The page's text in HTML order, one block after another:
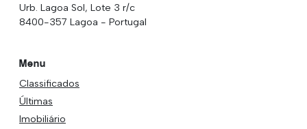
Urb. Lagoa Sol, Lote 3 r/c
8400-357 Lagoa - Portugal
Menu
Classificados
Últimas
Imobiliário